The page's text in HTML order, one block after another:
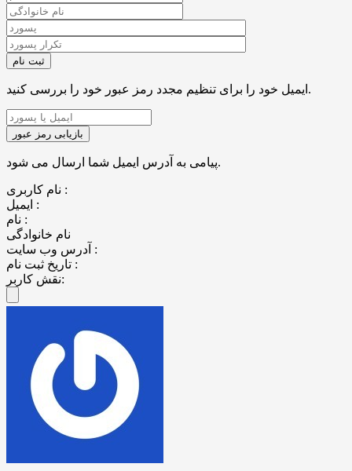
ایمیل خود را برای تنظیم مجدد رمز عبور خود را بررسی کنید.
پیامی به آدرس ایمیل شما ارسال می شود.
نام کاربری :
ایمیل :
نام :
نام خانوادگی
آدرس وب سایت :
تاریخ ثبت نام :
نقش کاربر: